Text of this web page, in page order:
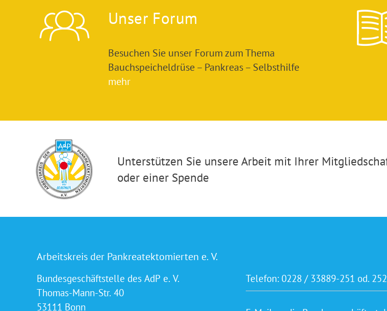
Unser Forum
Besuchen Sie unser Forum zum Thema
Bauchspeicheldrüse – Pankreas – Selbsthilfe
mehr
Unterstützen Sie unsere Arbeit mit Ihrer
oder einer Spende
Arbeitskreis der Pankreatektomierten e. V.
Bundesgeschäftstelle des AdP e. V.
Thomas-Mann-Str. 40
53111 Bonn
Telefon: 0228 / 33889-251 od. 252